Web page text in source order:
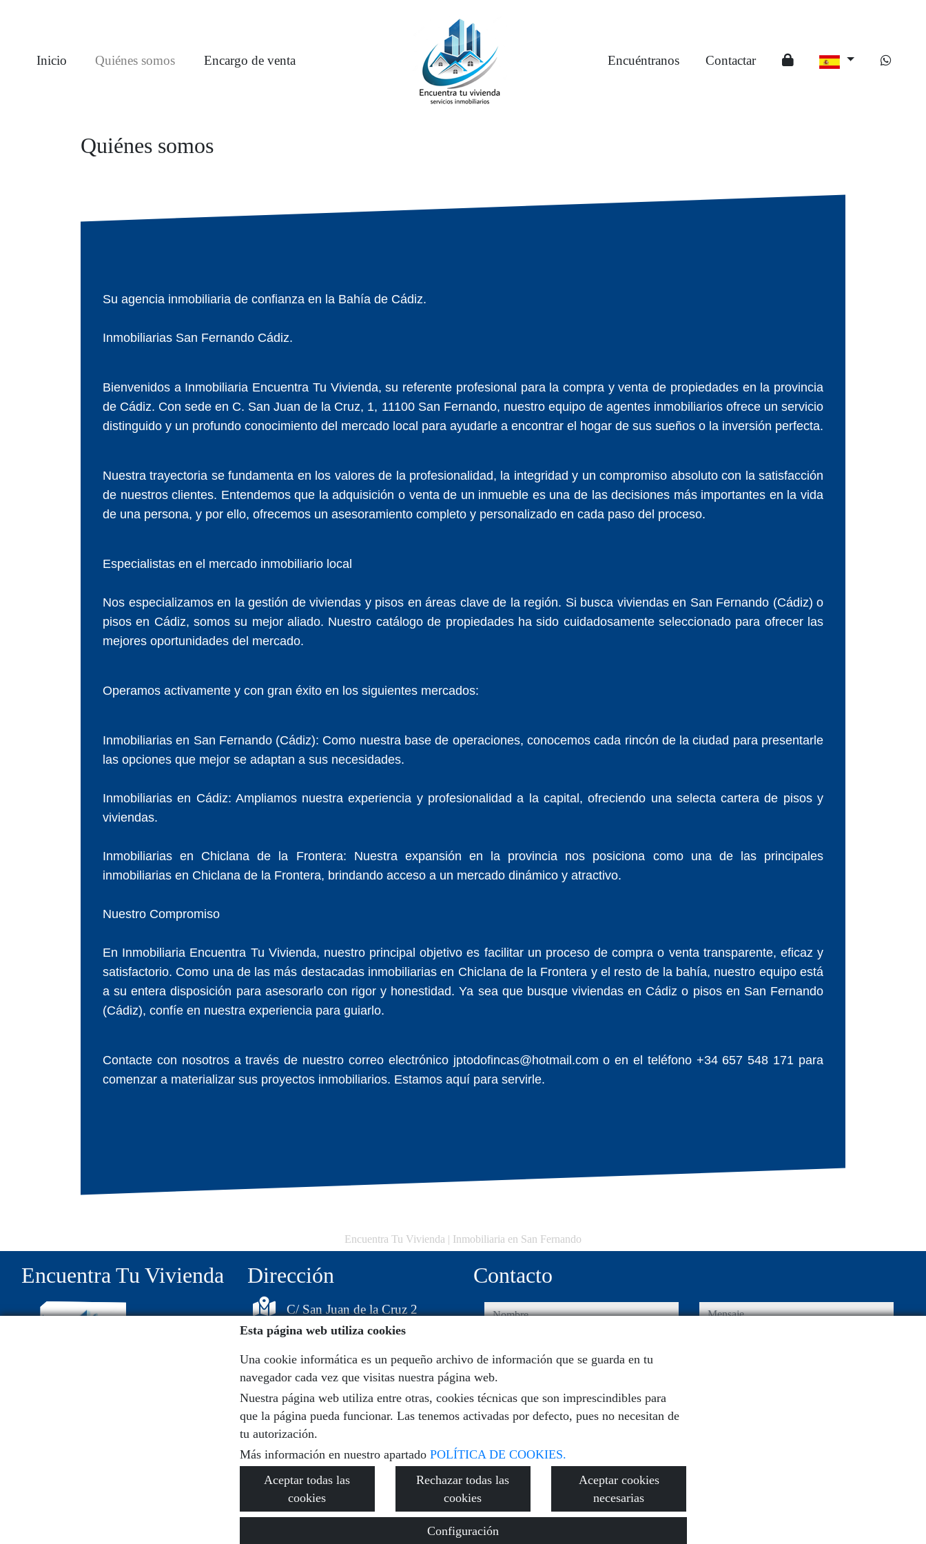
Inicio Quiénes somos Encargo de venta Encuéntranos Contactar
Quiénes somos
Su agencia inmobiliaria de confianza en la Bahía de Cádiz.
Inmobiliarias San Fernando Cádiz.
Bienvenidos a Inmobiliaria Encuentra Tu Vivienda, su referente profesional para la compra y venta de propiedades en la provincia
de Cádiz. Con sede en C. San Juan de la Cruz, 1, 11100 San Fernando, nuestro equipo de agentes inmobiliarios ofrece un servicio
distinguido y un profundo conocimiento del mercado local para ayudarle a encontrar el hogar de sus sueños o la inversión perfecta.
Nuestra trayectoria se fundamenta en los valores de la profesionalidad, la integridad y un compromiso absoluto con la satisfacción
de nuestros clientes. Entendemos que la adquisición o venta de un inmueble es una de las decisiones más importantes en la vida
de una persona, y por ello, ofrecemos un asesoramiento completo y personalizado en cada paso del proceso.
Especialistas en el mercado inmobiliario local
Nos especializamos en la gestión de viviendas y pisos en áreas clave de la región. Si busca viviendas en San Fernando (Cádiz) o
pisos en Cádiz, somos su mejor aliado. Nuestro catálogo de propiedades ha sido cuidadosamente seleccionado para ofrecer las
mejores oportunidades del mercado.
Operamos activamente y con gran éxito en los siguientes mercados:
Inmobiliarias en San Fernando (Cádiz): Como nuestra base de operaciones, conocemos cada rincón de la ciudad para presentarle
las opciones que mejor se adaptan a sus necesidades.
Inmobiliarias en Cádiz: Ampliamos nuestra experiencia y profesionalidad a la capital, ofreciendo una selecta cartera de pisos y
viviendas.
Inmobiliarias en Chiclana de la Frontera: Nuestra expansión en la provincia nos posiciona como una de las principales
inmobiliarias en Chiclana de la Frontera, brindando acceso a un mercado dinámico y atractivo.
Nuestro Compromiso
En Inmobiliaria Encuentra Tu Vivienda, nuestro principal objetivo es facilitar un proceso de compra o venta transparente, eficaz y
satisfactorio. Como una de las más destacadas inmobiliarias en Chiclana de la Frontera y el resto de la bahía, nuestro equipo está
a su entera disposición para asesorarlo con rigor y honestidad. Ya sea que busque viviendas en Cádiz o pisos en San Fernando
(Cádiz), confíe en nuestra experiencia para guiarlo.
Contacte con nosotros a través de nuestro correo electrónico jptodofincas@hotmail.com o en el teléfono +34 657 548 171 para
comenzar a materializar sus proyectos inmobiliarios. Estamos aquí para servirle.
Encuentra Tu Vivienda | Inmobiliaria en San Fernando
Encuentra Tu Vivienda Dirección
C/ San Juan de la Cruz 2
11100 San Fernando
Contacto
nombre
e-mail
He leído y acepto las condiciones de uso y
mensaje
Enviar
Inmobigrama
Esta página web utiliza cookies
Una cookie informática es un pequeño archivo de información que se guarda en tu
navegador cada vez que visitas nuestra página web.
Nuestra página web utiliza entre otras, cookies técnicas que son imprescindibles para
que la página pueda funcionar. Las tenemos activadas por defecto, pues no necesitan de
tu autorización.
Más información en nuestro apartado POLÍTICA DE COOKIES.
Aceptar todas las
cookies
Rechazar todas las
cookies
Aceptar cookies
necesarias
Configuración